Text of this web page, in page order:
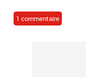
1 commentaire